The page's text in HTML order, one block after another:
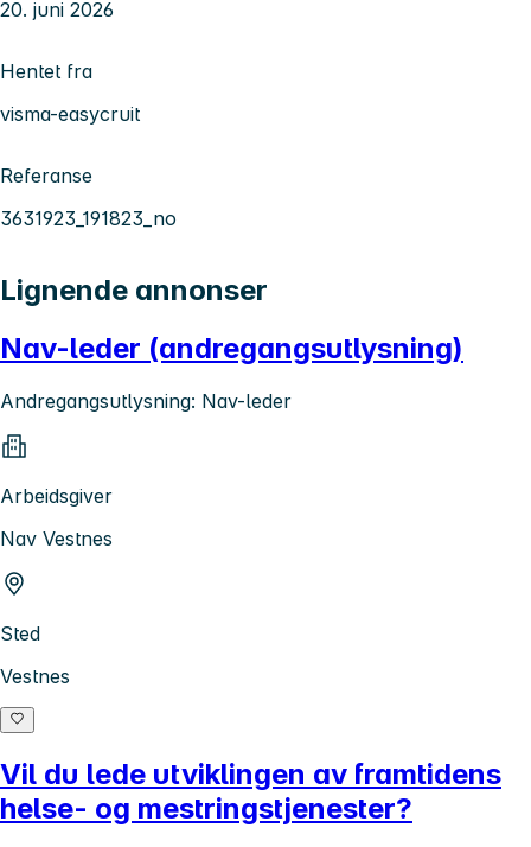
20. juni 2026
Hentet fra
visma-easycruit
Referanse
3631923_191823_no
Lignende annonser
Nav-leder (andregangsutlysning)
Andregangsutlysning: Nav-leder
Arbeidsgiver
Nav Vestnes
Sted
Vestnes
Vil du lede utviklingen av framtidens
helse- og mestringstjenester?